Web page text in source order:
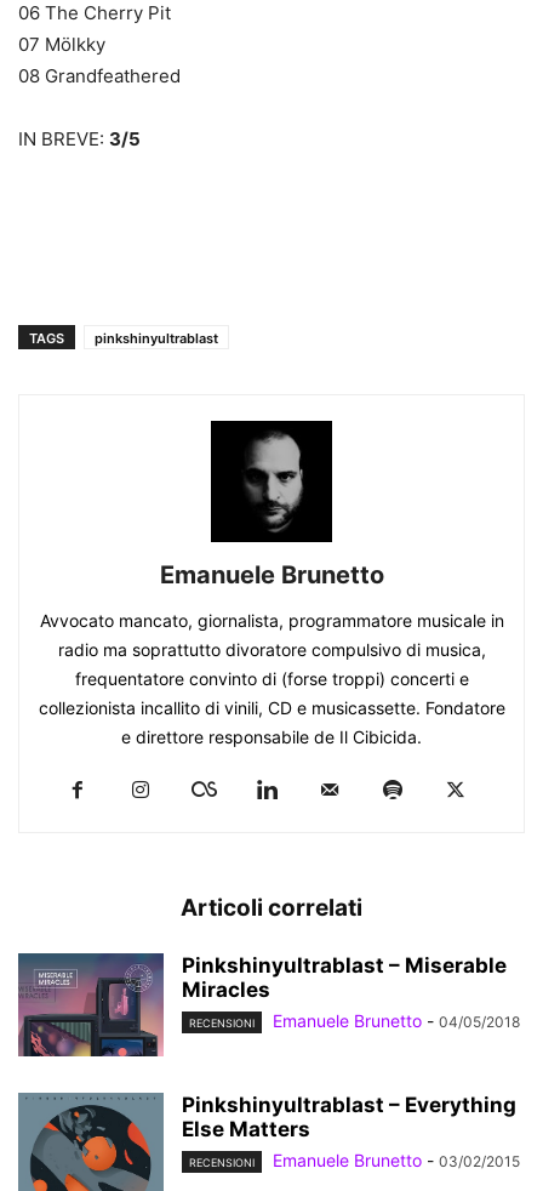
06 The Cherry Pit
07 Mölkky
08 Grandfeathered
IN BREVE: 3/5
TAGS pinkshinyultrablast
Emanuele Brunetto
Avvocato mancato, giornalista, programmatore musicale in
radio ma soprattutto divoratore compulsivo di musica,
frequentatore convinto di (forse troppi) concerti e
collezionista incallito di vinili, CD e musicassette. Fondatore
e direttore responsabile de Il Cibicida.
Articoli correlati
Pinkshinyultrablast – Miserable
Miracles
RECENSIONI Emanuele Brunetto - 04/05/2018
Pinkshinyultrablast – Everything
Else Matters
RECENSIONI Emanuele Brunetto - 03/02/2015